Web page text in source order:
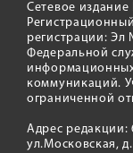
Сетевое
регистрации: Эл
Федеральной
коммуникаций.
ограниченной
Адрес редакции:
ул.Московская,